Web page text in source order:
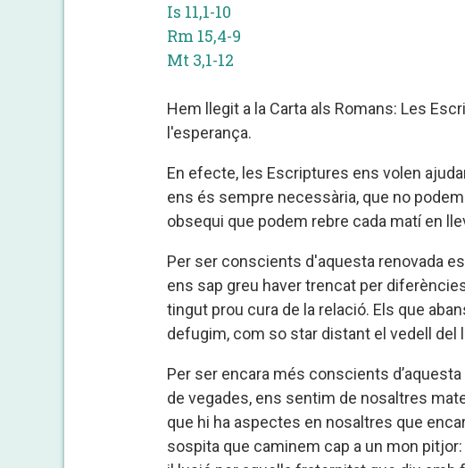
Is 11,1-10
Rm 15,4-9
Mt 3,1-12
Hem llegit a la Carta als Romans: Les
l'esperança.
En efecte, les Escriptures ens volen
ens és sempre necessària, que no
obsequi que podem rebre cada matí en
Per ser conscients d'aquesta renovada
ens sap greu haver trencat per
tingut prou cura de la relació. Els que
defugim, com so star distant el vedell del
Per ser encara més conscients
de vegades, ens sentim de nosaltres
que hi ha aspectes en nosaltres que
sospita que caminem cap a un mon